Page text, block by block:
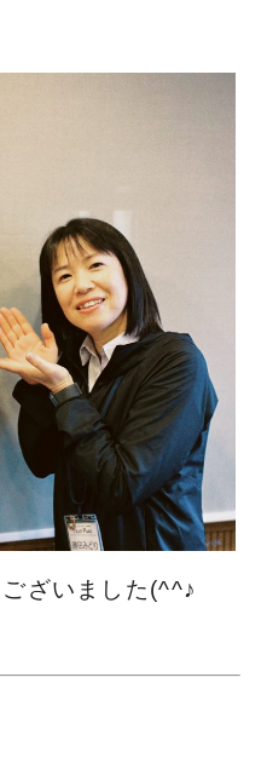
ざいました(^^♪